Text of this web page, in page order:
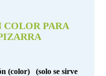
PARA
(color) (solo se sirve